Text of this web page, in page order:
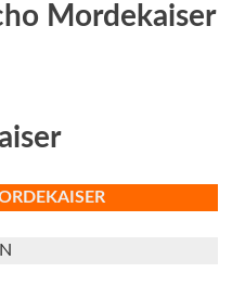
Mordekaiser